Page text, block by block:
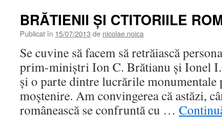
BRĂTIENII ŞI CTITORIILE
Publicat în 15/07/2013 de nicolae.noica
Se cuvine să facem să retrăiască
prim-miniştri Ion C. Brătianu şi Ionel
şi o parte dintre lucrările monumentale
moştenire. Am convingerea că astăzi,
românească se confruntă cu …